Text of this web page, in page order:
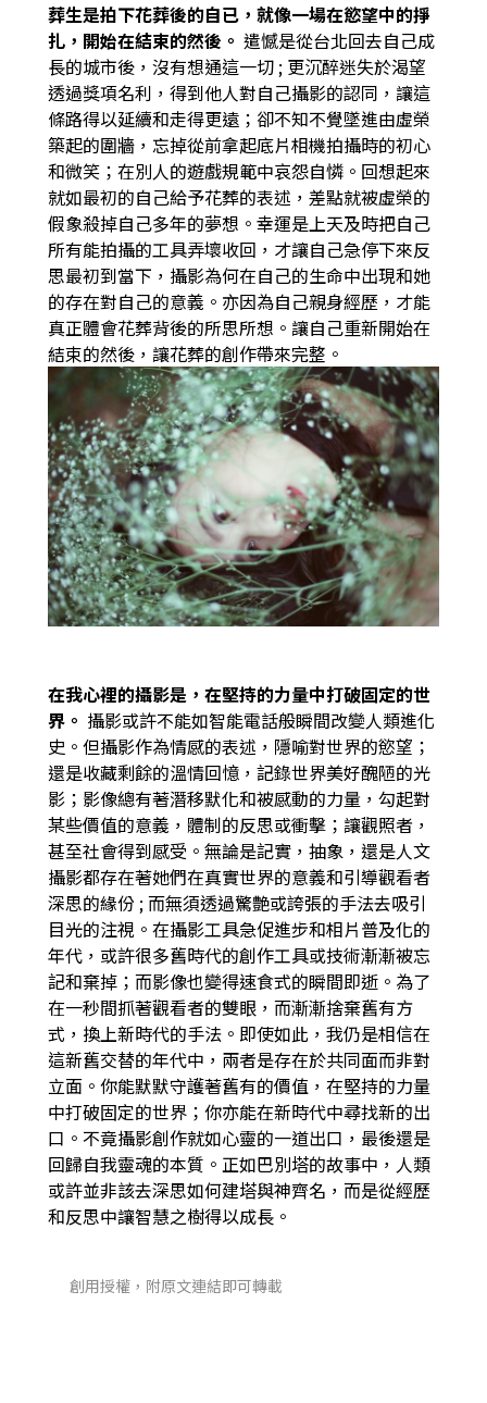
葬生是拍下花葬後的自已，就像一場在慾望中的掙
扎，開始在結束的然後。 遣憾是從台北回去自己成
長的城市後，沒有想通這一切 ; 更沉醉迷失於渴望
透過獎項名利，得到他人對自己攝影的認同，讓這
條路得以延續和走得更遠；卻不知不覺墜進由虛榮
築起的圍牆，忘掉從前拿起底片相機拍攝時的初心
和微笑；在別人的遊戲規範中哀怨自憐。回想起來
就如最初的自己給予花葬的表述，差點就被虛榮的
假象殺掉自己多年的夢想。幸運是上天及時把自己
所有能拍攝的工具弄壞收回，才讓自己急停下來反
思最初到當下，攝影為何在自己的生命中出現和她
的存在對自己的意義。亦因為自己親身經歷，才能
真正體會花葬背後的所思所想。讓自己重新開始在
結束的然後，讓花葬的創作帶來完整。
在我心裡的攝影是，在堅持的力量中打破固定的世
界。 攝影或許不能如智能電話般瞬間改變人類進化
史。但攝影作為情感的表述，隱喻對世界的慾望；
還是收藏剩餘的溫情回憶，記錄世界美好醜陋的光
影；影像總有著潛移默化和被感動的力量，勾起對
某些價值的意義，體制的反思或衝擊；讓觀照者，
甚至社會得到感受。無論是記實，抽象，還是人文
攝影都存在著她們在真實世界的意義和引導觀看者
深思的緣份 ; 而無須透過驚艶或誇張的手法去吸引
目光的注視。在攝影工具急促進步和相片普及化的
年代，或許很多舊時代的創作工具或技術漸漸被忘
記和棄掉；而影像也變得速食式的瞬間即逝。為了
在一秒間抓著觀看者的雙眼，而漸漸捨棄舊有方
式，換上新時代的手法。即使如此，我仍是相信在
這新舊交替的年代中，兩者是存在於共同面而非對
立面。你能默默守護著舊有的價值，在堅持的力量
中打破固定的世界；你亦能在新時代中尋找新的出
口。不竟攝影創作就如心靈的一道出口，最後還是
回歸自我靈魂的本質。正如巴別塔的故事中，人類
或許並非該去深思如何建塔與神齊名，而是從經歷
和反思中讓智慧之樹得以成長。
創用授權，附原文連結即可轉載